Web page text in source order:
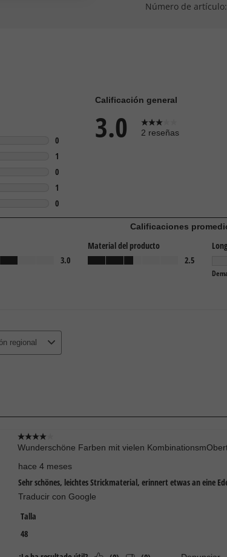
Número de artículo: